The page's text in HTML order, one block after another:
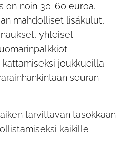
on noin 30-60 euroa.
mahdolliset lisäkulut,
yhteiset
joukkueilla
seuran
tarvittavan tasokkaan
kaikille